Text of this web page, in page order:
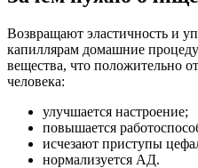
Возвращают эластичность и
капиллярам домашние
вещества, что положительно
человека:
улучшается настроение;
повышается
исчезают приступы
нормализуется АД.